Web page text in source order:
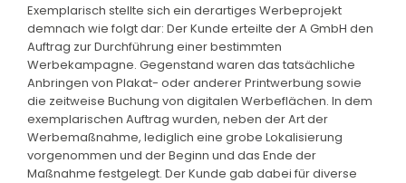
Exemplarisch stellte sich ein derartiges Werbeprojekt
demnach wie folgt dar: Der Kunde erteilte der A GmbH den
Auftrag zur Durchführung einer bestimmten
Werbekampagne. Gegenstand waren das tatsächliche
Anbringen von Plakat- oder anderer Printwerbung sowie
die zeitweise Buchung von digitalen Werbeflächen. In dem
exemplarischen Auftrag wurden, neben der Art der
Werbemaßnahme, lediglich eine grobe Lokalisierung
vorgenommen und der Beginn und das Ende der
Maßnahme festgelegt. Der Kunde gab dabei für diverse